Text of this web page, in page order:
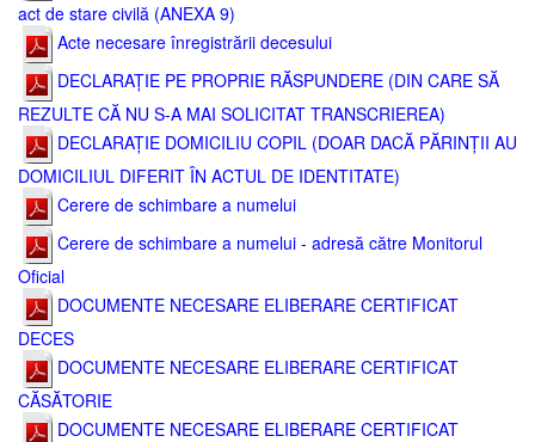
act de stare civilă (ANEXA 9)
Acte necesare înregistrării decesului
DECLARAȚIE PE PROPRIE RĂSPUNDERE (DIN CARE SĂ
REZULTE CĂ NU S-A MAI SOLICITAT TRANSCRIEREA)
DECLARAȚIE DOMICILIU COPIL (DOAR DACĂ PĂRINȚII AU
DOMICILIUL DIFERIT ÎN ACTUL DE IDENTITATE)
Cerere de schimbare a numelui
Cerere de schimbare a numelui - adresă către Monitorul
Oficial
DOCUMENTE NECESARE ELIBERARE CERTIFICAT
DECES
DOCUMENTE NECESARE ELIBERARE CERTIFICAT
CĂSĂTORIE
DOCUMENTE NECESARE ELIBERARE CERTIFICAT